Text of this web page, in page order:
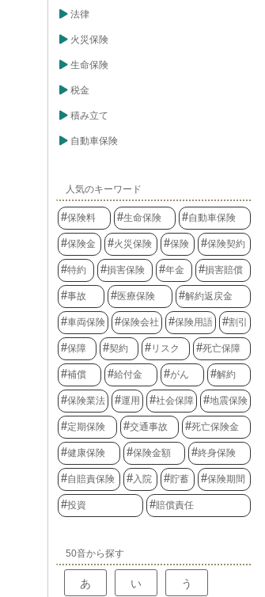
法律
火災保険
生命保険
税金
積み立て
自動車保険
人気のキーワード
保険料 生命保険 自動車保険
保険金 火災保険 保険 保険契約
特約 損害保険 年金 損害賠償
事故 医療保険 解約返戻金
車両保険 保険会社 保険用語 割引
保障 契約 リスク 死亡保障
補償 給付金 がん 解約
保険業法 運用 社会保障 地震保険
定期保険 交通事故 死亡保険金
健康保険 保険金額 終身保険
自賠責保険 入院 貯蓄 保険期間
投資 賠償責任
50音から探す
あ い う